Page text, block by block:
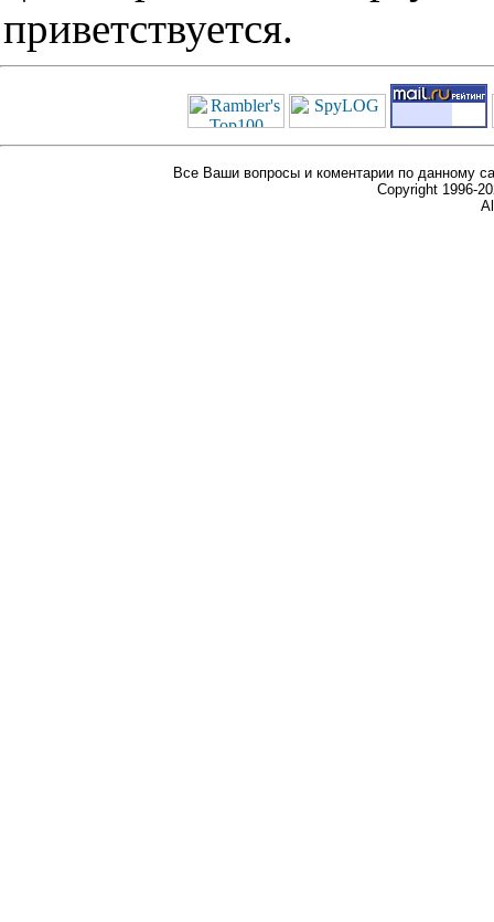
приветствуется.
Все Ваши вопросы и коментарии по данному
Copyright 1996-